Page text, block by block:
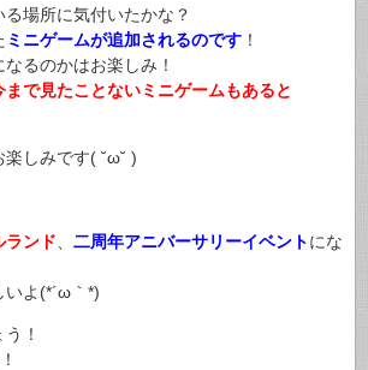
る場所に気付いたかな？
ミニゲームが追加されるのです ！
るのかはお楽しみ！
まで見たことないミニゲームもあると
楽しみです( ˘ω˘ )
ランド 二周年アニバーサリーイベントにな
いよ(*´ω｀*)
！